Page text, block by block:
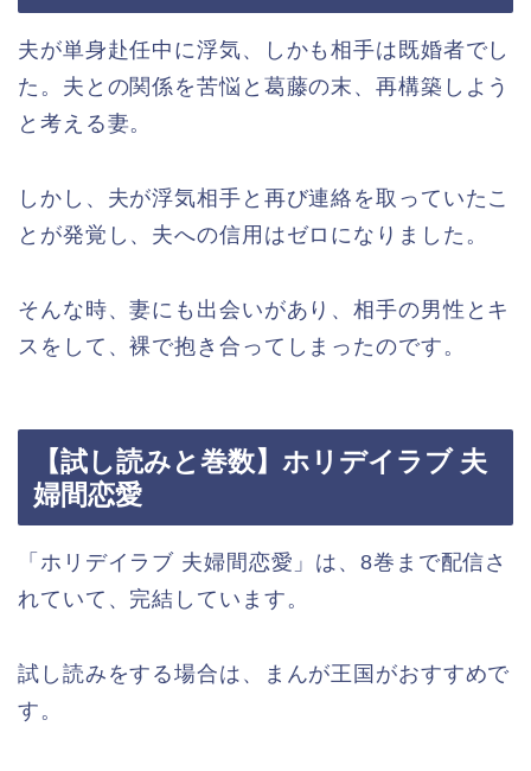
夫が単身赴任中に浮気、しかも相手は既婚者でし
た。夫との関係を苦悩と葛藤の末、再構築しよう
と考える妻。
しかし、夫が浮気相手と再び連絡を取っていたこ
とが発覚し、夫への信用はゼロになりました。
そんな時、妻にも出会いがあり、相手の男性とキ
スをして、裸で抱き合ってしまったのです。
【試し読みと巻数】ホリデイラブ 夫
婦間恋愛
「ホリデイラブ 夫婦間恋愛」は、8巻まで配信さ
れていて、完結しています。
試し読みをする場合は、まんが王国がおすすめで
す。